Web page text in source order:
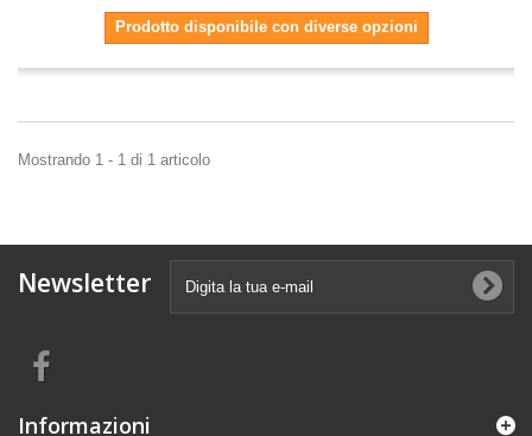
Prodotto disponibile con diverse opzioni
Mostrando 1 - 1 di 1 articolo
Newsletter
Informazioni